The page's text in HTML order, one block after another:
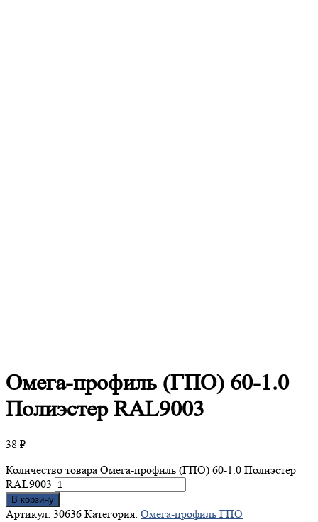
Омега-профиль (ГПО) 60-1.0
Полиэстер RAL9003
38 ₽
Количество товара Омега-профиль (ГПО) 60-1.0 Полиэстер
RAL9003
В корзину
Артикул: 30636 Категория: Омега-профиль ГПО